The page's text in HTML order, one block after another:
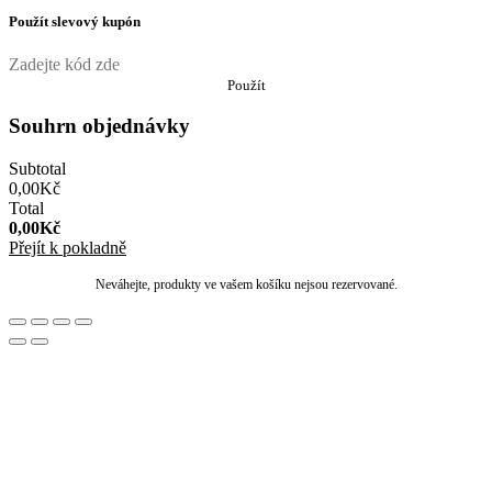
Použít slevový kupón
Použít
Souhrn objednávky
Subtotal
0,00Kč
Total
0,00Kč
Přejít k pokladně
Neváhejte, produkty ve vašem košíku nejsou rezervované.